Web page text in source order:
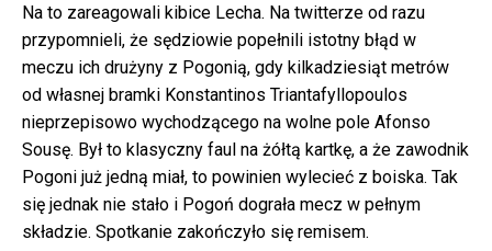
Na to zareagowali kibice Lecha. Na twitterze od razu
przypomnieli, że sędziowie popełnili istotny błąd w
meczu ich drużyny z Pogonią, gdy kilkadziesiąt metrów
od własnej bramki Konstantinos Triantafyllopoulos
nieprzepisowo wychodzącego na wolne pole Afonso
Sousę. Był to klasyczny faul na żółtą kartkę, a że zawodnik
Pogoni już jedną miał, to powinien wylecieć z boiska. Tak
się jednak nie stało i Pogoń dograła mecz w pełnym
składzie. Spotkanie zakończyło się remisem.